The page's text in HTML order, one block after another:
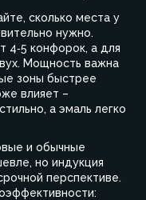
сколько места у
нужно.
4‑5 конфорок, а для
Мощность важна
зоны быстрее
влияет –
а эмаль легко
и обычные
но индукция
перспективе.